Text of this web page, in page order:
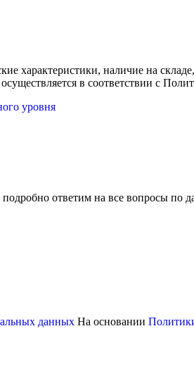
характеристики, наличие на
в соответствии с
уровня
ответим на все вопросы по
данных На основании